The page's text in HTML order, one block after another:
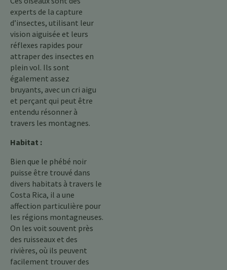
experts de la capture
d’insectes, utilisant leur
vision aiguisée et leurs
réflexes rapides pour
attraper des insectes en
plein vol. Ils sont
également assez
bruyants, avec un cri aigu
et perçant qui peut être
entendu résonner à
travers les montagnes.
Habitat :
Bien que le phébé noir
puisse être trouvé dans
divers habitats à travers le
Costa Rica, il a une
affection particulière pour
les régions montagneuses.
On les voit souvent près
des ruisseaux et des
rivières, où ils peuvent
facilement trouver des